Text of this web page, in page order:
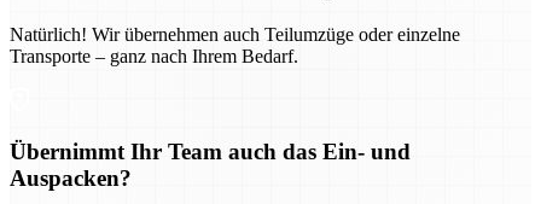
Natürlich! Wir übernehmen auch Teilumzüge oder einzelne
Transporte – ganz nach Ihrem Bedarf.
Übernimmt Ihr Team auch das Ein- und
Auspacken?